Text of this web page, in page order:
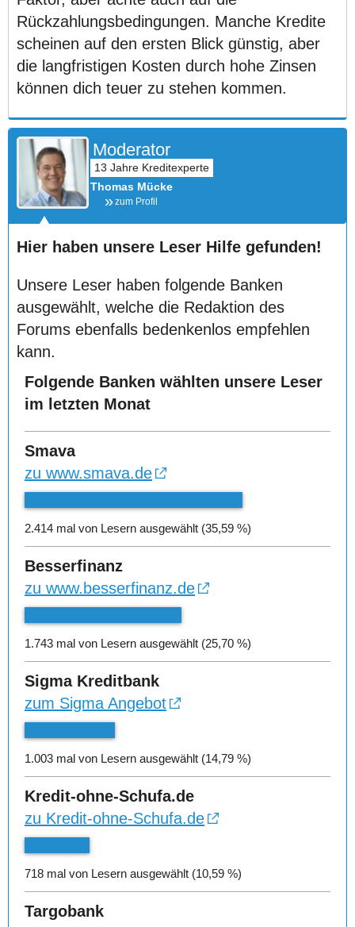
Rückzahlungsbedingungen. Manche Kredite
scheinen auf den ersten Blick günstig, aber
die langfristigen Kosten durch hohe Zinsen
können dich teuer zu stehen kommen.
Moderator
Thomas Mücke
zum Profil
Hier haben unsere Leser Hilfe gefunden!
Unsere Leser haben folgende Banken
ausgewählt, welche die Redaktion des
Forums ebenfalls bedenkenlos empfehlen
kann.
Folgende Banken wählten unsere Leser
im letzten Monat
Smava
zu www.smava.de
2.414 mal von Lesern ausgewählt (35,59 %)
Besserfinanz
zu www.besserfinanz.de
1.743 mal von Lesern ausgewählt (25,70 %)
Sigma Kreditbank
zum Sigma Angebot
1.003 mal von Lesern ausgewählt (14,79 %)
Kredit-ohne-Schufa.de
zu Kredit-ohne-Schufa.de
718 mal von Lesern ausgewählt (10,59 %)
Targobank